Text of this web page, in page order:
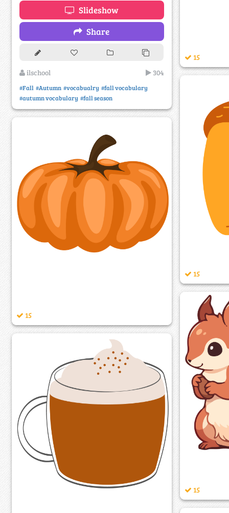
Slideshow
Share
ilschool 304
#Fall #Autumn #vocabualry #fall vocabulary
#autumn vocabulary #fall season
15
15
15
15